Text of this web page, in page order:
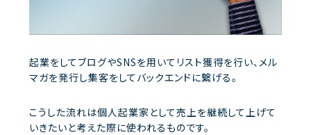
起業をしてブログやSNSを用いてリスト獲得を行い、メル
マガを発行し集客をしてバックエンドに繋げる。
こうした流れは個人起業家として売上を継続して上げて
いきたいと考えた際に使われるものです。